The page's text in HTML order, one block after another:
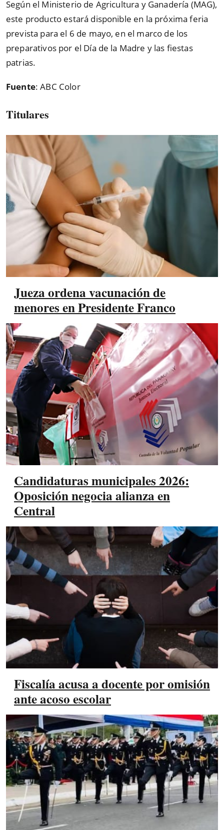
Según el Ministerio de Agricultura y Ganadería (MAG),
este producto estará disponible en la próxima feria
prevista para el 6 de mayo, en el marco de los
preparativos por el Día de la Madre y las fiestas
patrias.
Fuente: ABC Color
Titulares
Jueza ordena vacunación de
menores en Presidente Franco
Candidaturas municipales 2026:
Oposición negocia alianza en
Central
Fiscalía acusa a docente por omisión
ante acoso escolar